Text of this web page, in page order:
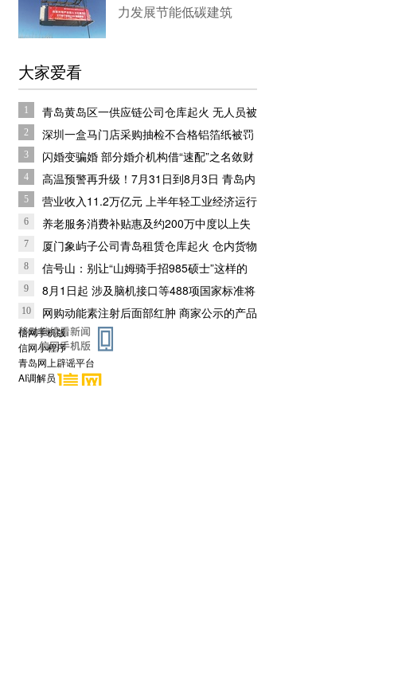
力发展节能低碳建筑
大家爱看
1
青岛黄岛区一供应链公司仓库起火 无人员被
困和伤亡
2
深圳一盒马门店采购抽检不合格铝箔纸被罚
企业罚款500元相关责任人罚款50元
3 闪婚变骗婚 部分婚介机构借“速配”之名敛财
4
高温预警再升级！7月31日到8月3日 青岛内
陆地区将出现37°C以上高温天气
5
营业收入11.2万亿元 上半年轻工业经济运行
稳中有进
6
养老服务消费补贴惠及约200万中度以上失
能老年人
7
厦门象屿子公司青岛租赁仓库起火 仓内货物
足额投保，理赔工作推进中
8
信号山：别让“山姆骑手招985硕士”这样的
流量噱头，消解教育本该有的分量
9
8月1日起 涉及脑机接口等488项国家标准将
实施
10
网购动能素注射后面部红肿 商家公示的产品
备案编号张冠李戴且已注销
信网手机版
信网小程序
青岛网上辟谣平台
AI调解员